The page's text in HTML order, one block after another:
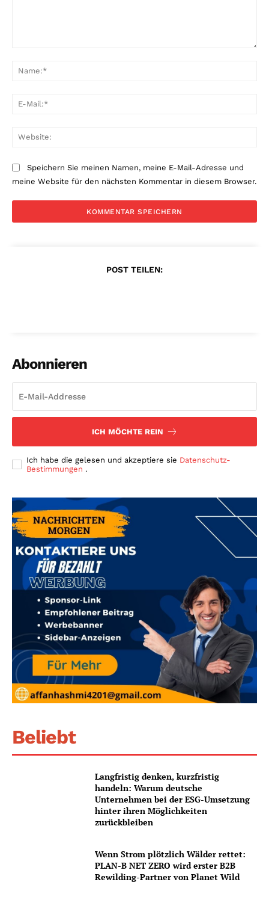
Speichern Sie meinen Namen, meine E-Mail-Adresse und
meine Website für den nächsten Kommentar in diesem Browser.
POST TEILEN:
Abonnieren
ICH MÖCHTE REIN
Ich habe die gelesen und akzeptiere sie Datenschutz-
Bestimmungen .
Beliebt
Langfristig denken, kurzfristig
handeln: Warum deutsche
Unternehmen bei der ESG-Umsetzung
hinter ihren Möglichkeiten
zurückbleiben
Wenn Strom plötzlich Wälder rettet:
PLAN-B NET ZERO wird erster B2B
Rewilding-Partner von Planet Wild